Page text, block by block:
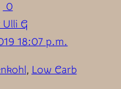
0
Ulli G
18:07 p.m.
, Low Carb